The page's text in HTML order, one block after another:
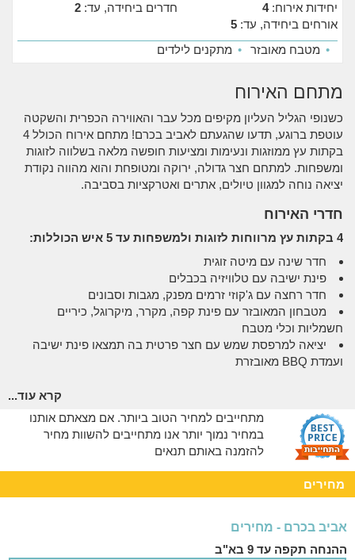
יחידות אירוח:4 חדרים ביחידה, עד: 2
אורחים ביחידה, עד: 5
• מטבח מאובזר • מתקנים לילדים
מתחם האירוח
כשנופי הגליל העליון מקיפים מכל עבר והאווירה הכפרית והשקטה
עוטפת ברוגע, תדעו שהגעתם לאביב בכרם! מתחם אירוח הכולל 4
בקתות עץ ממוזגות ונעימות ומציעות חופשה מלאה בשלווה לזוגות
ומשפחות. למתחם חצר גדולה, ירוקה ומטופחת והוא מהווה נקודת
יציאה נוחה למגוון טיולים, אתרים ואטרקציות בסביבה.
חדרי האירוח
4 בקתות עץ מרווחות לזוגות ולמשפחות עד 5 איש הכוללות:
חדר שינה עם מיטה זוגית
פינת ישיבה עם טלוויזיה בכבלים
חדר רחצה עם ג'קוזי זרמים מפנק, מגבות וסבונים
מטבחון המאובזר עם פינת קפה, מקרר, מיקרוגל, כיריים
חשמליות וכלי מטבח
יציאה למרפסת שמש עם חצר פרטית בה תמצאו פינת ישיבה
ועמדת BBQ מאובזרת
בתיאום מראש ובתוספת תשלום ניתן להזמין:
ארוחות בוקר, עיסויים וטיפולי ספא וסידור וקישוט לאירועים מיוחדים
נחמד לדעת
כאורחי המקום, תיהנו מכניסה חופשית לבריכת היישוב המרעננת
בעונת הקיץ.
הבקתות נגישות לנכים.
בעלי המקום דוברי ספרדית ואיטלקית.
קרא עוד...
מתחייבים למחיר הטוב ביותר. אם מצאתם אותנו
במחיר נמוך יותר אנו מתחייבים להשוות מחיר
להזמנה באותם תנאים
מחירים
אביב בכרם - מחירים
ההנחה תקפה עד 9 בא"ב